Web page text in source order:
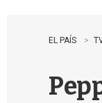
EL PAÍS